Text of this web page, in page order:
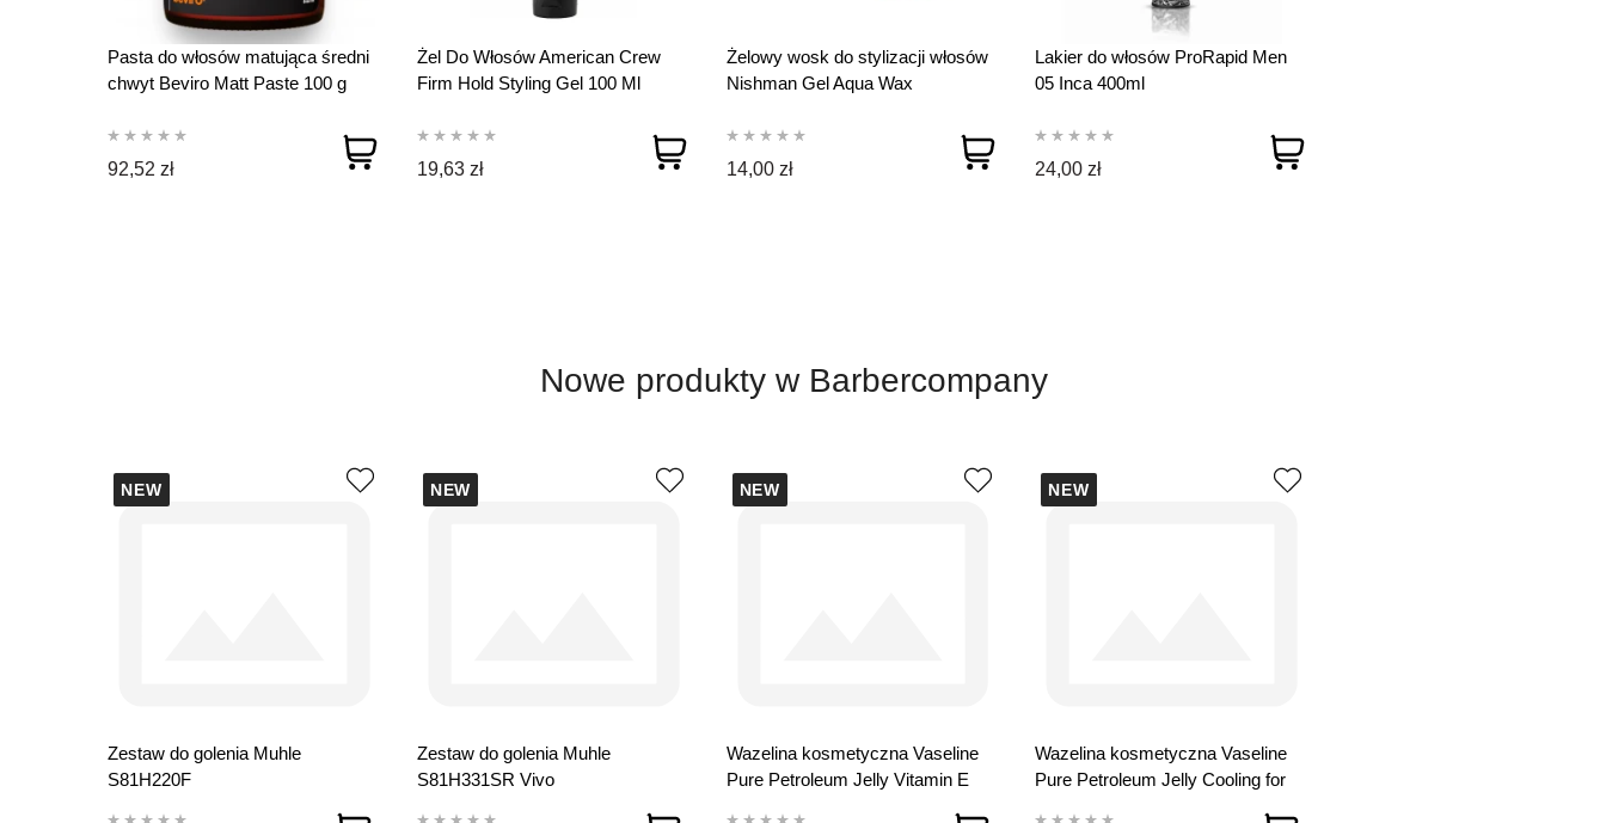
Pasta do włosów matująca średni
chwyt Beviro Matt Paste 100 g
92,52 zł
Żel Do Włosów American Crew
Firm Hold Styling Gel 100 Ml
19,63 zł
Żelowy wosk do stylizacji włosów
Nishman Gel Aqua Wax
14,00 zł
Lakier do włosów ProRapid Men
05 Inca 400ml
24,00 zł
Nowe produkty w Barbercompany
NEW
Zestaw do golenia Muhle
S81H220F
NEW
Zestaw do golenia Muhle
S81H331SR Vivo
NEW
Wazelina kosmetyczna Vaseline
Pure Petroleum Jelly Vitamin E
NEW
Wazelina kosmetyczna Vaseline
Pure Petroleum Jelly Cooling for